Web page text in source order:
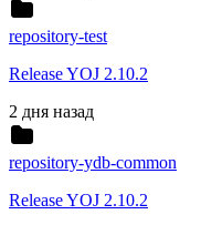
repository-test
Release YOJ 2.10.2
2 дня назад
repository-ydb-common
Release YOJ 2.10.2